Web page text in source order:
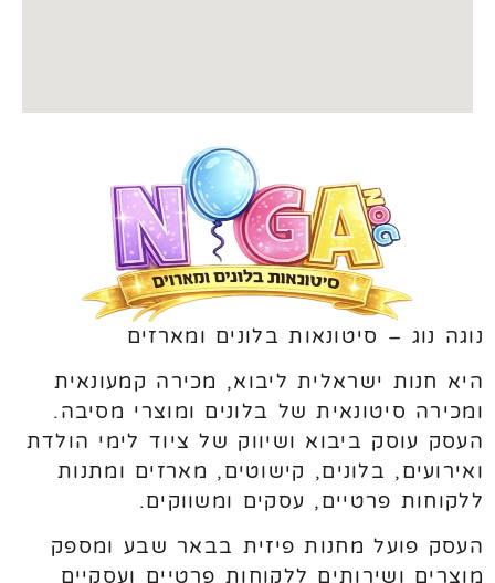
נוגה נוג – סיטונאות בלונים ומארזים
היא חנות ישראלית ליבוא, מכירה קמעונאית
ומכירה סיטונאית של בלונים ומוצרי מסיבה.
העסק עוסק ביבוא ושיווק של ציוד לימי הולדת
ואירועים, בלונים, קישוטים, מארזים ומתנות
ללקוחות פרטיים, עסקים ומשווקים.
העסק פועל מחנות פיזית בבאר שבע ומספק
מוצרים ושירותים ללקוחות פרטיים ועסקיים